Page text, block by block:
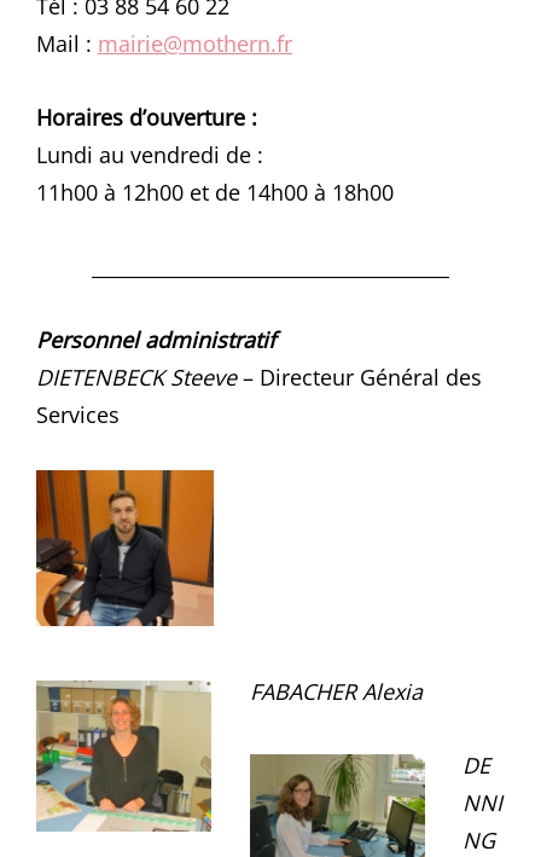
Mail : mairie@mothern.fr
Horaires d’ouverture :
Lundi au vendredi de :
11h00 à 12h00 et de 14h00 à 18h00
Personnel administratif
DIETENBECK Steeve– Directeur Général des
Services
FABACHER Alexia
DE
NNI
NG